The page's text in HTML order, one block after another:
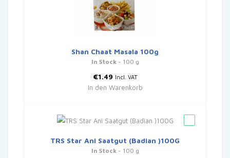
Shan Chaat Masala 100g
In Stock- 100 g
€1.49 Incl. VAT
In den Warenkorb
TRS Star Ani Saatgut (Badian )100G
In Stock- 100 g